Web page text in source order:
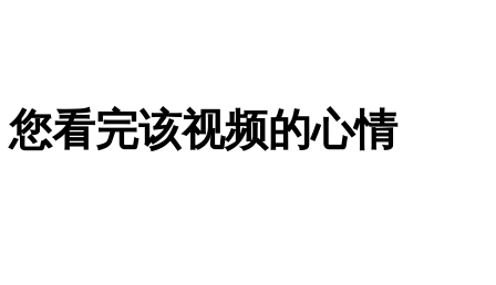
暴雨洪灾后救生锤网上热卖
您看完该视频的心情